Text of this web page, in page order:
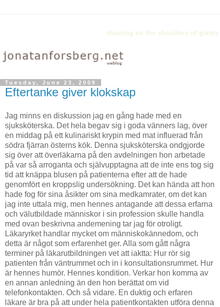
Tuesday, June 23, 2009
Eftertanke giver klokskap
Jag minns en diskussion jag en gång hade med en
sjuksköterska. Det hela begav sig i goda vänners lag, över
en middag på ett kulinariskt krypin med mat influerad från
södra fjärran österns kök. Denna sjuksköterska ondgjorde
sig över att överläkarna på den avdelningen hon arbetade
på var så arroganta och självupptagna att de inte ens tog sig
tid att knäppa blusen på patienterna efter att de hade
genomfört en kroppslig undersökning. Det kan hända att hon
hade fog för sina åsikter om sina medkamrater, om det kan
jag inte uttala mig, men hennes antagande att dessa erfarna
och välutbildade människor i sin profession skulle handla
med ovan beskrivna andemening tar jag för otroligt.
Läkaryrket handlar mycket om människokännedom, och
detta är något som erfarenhet ger. Alla som gått några
terminer på läkarutbildningen vet att iaktta: Hur rör sig
patienten från väntrummet och in i konsultationsrummet. Hur
är hennes humör. Hennes kondition. Verkar hon komma av
en annan anledning än den hon berättat om vid
telefonkontakten. Och så vidare. En duktig och erfaren
läkare är bra på att under hela patientkontakten utföra denna